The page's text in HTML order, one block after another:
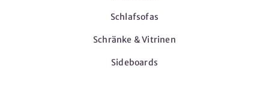
Schlafsofas
Schränke & Vitrinen
Sideboards